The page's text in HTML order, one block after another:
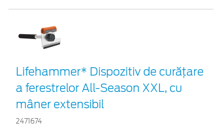
Lifehammer* Dispozitiv de curățare
a ferestrelor All-Season XXL, cu
mâner extensibil
2471674